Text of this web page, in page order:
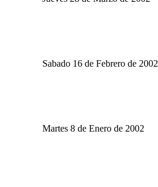
Sabado 16 de Febrero de 2002
Martes 8 de Enero de 2002